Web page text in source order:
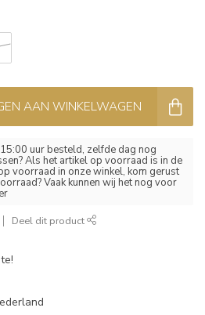
AAN WINKELWAGEN
uur besteld, zelfde dag nog
Als het artikel op voorraad is in de
voorraad in onze winkel, kom gerust
Vaak kunnen wij het nog voor
Deel dit product